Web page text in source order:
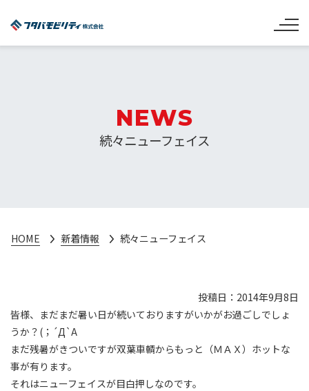
NEWS
続々ニューフェイス
HOME 新着情報 続々ニューフェイス
投稿日：2014年9月8日
皆様、まだまだ暑い日が続いておりますがいかがお過ごしでしょ
うか？(；´Д`A
まだ残暑がきついですが双葉車輌からもっと（ＭＡＸ）ホットな
事が有ります。
それはニューフェイスが目白押しなのです。